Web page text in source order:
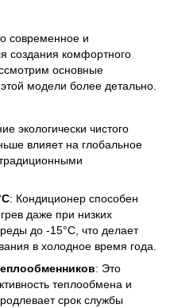
современное и
создания комфортного
основные
модели более детально.
экологически чистого
влияет на глобальное
: Кондиционер способен
даже при низких
до -15°С, что делает
в холодное время года.
: Это
теплообмена и
срок службы